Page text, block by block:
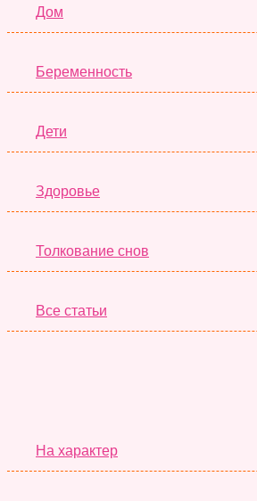
Дом
Беременность
Дети
Здоровье
Толкование снов
Все статьи
На характер